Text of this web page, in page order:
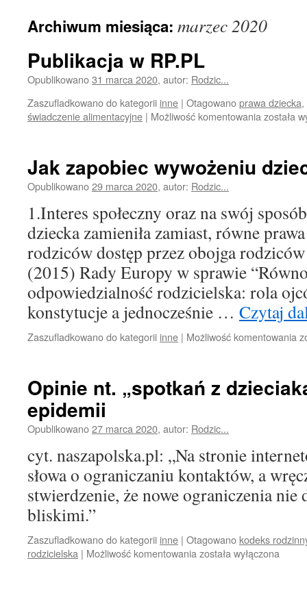
Archiwum miesiąca: marzec 2020
Publikacja w RP.PL
Opublikowano31 marca 2020, autor: Rodzic...
Zaszufladkowano do kategorii inne | Otagowanoprawa dziecka,
świadczenie alimentacyjne | Możliwość komentowania Publikacja
została
Jak zapobiec wywożeniu
Opublikowano29 marca 2020, autor: Rodzic...
1.Interes społeczny oraz na swój
dziecka zamieniła zamiast, równe
rodziców dostęp przez obojga
(2015) Rady Europy w sprawie
odpowiedzialność rodzicielska: rola
konstytucje a jednocześnie … Czytaj
Zaszufladkowano do kategorii inne | Możliwość komentowania
Opinie nt. „spotkań z
epidemii
Opublikowano27 marca 2020, autor: Rodzic...
cyt. naszapolska.pl: „Na stronie
słowa o ograniczaniu kontaktów, a
stwierdzenie, że nowe ograniczenia nie
bliskimi.”
Zaszufladkowano do kategorii inne | Otagowano kodeks
rodzicielska | Możliwość komentowania Opinie
została wyłączona